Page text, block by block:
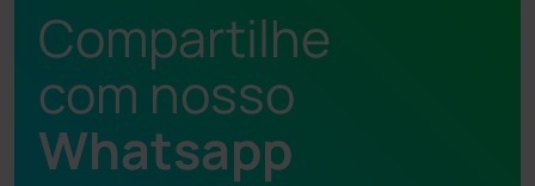
Compartilhe
com nosso
Whatsapp